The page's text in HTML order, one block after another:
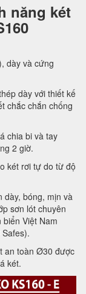
năng két
dày và cứng
dày với thiết kế
chắc chắn chống
chia bi và tay
2 giờ.
két rơi tự do từ độ
bóng, mịn và
sơn lót chuyên
Việt Nam
an toàn Ø30 được
két.